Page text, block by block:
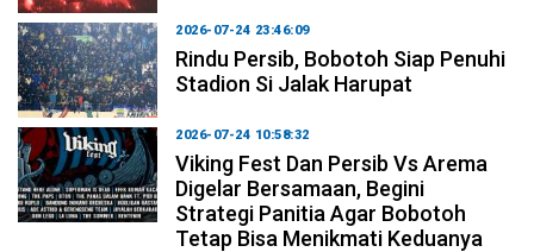
2026-07-24 23:46:09
Rindu Persib, Bobotoh Siap Penuhi
Stadion Si Jalak Harupat
2026-07-24 10:58:32
Viking Fest Dan Persib Vs Arema
Digelar Bersamaan, Begini
Strategi Panitia Agar Bobotoh
Tetap Bisa Menikmati Keduanya